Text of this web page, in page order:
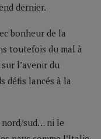
dernier.
bonheur de la
toutefois du mal à
l’avenir du
défis lancés à la
sud… ni le